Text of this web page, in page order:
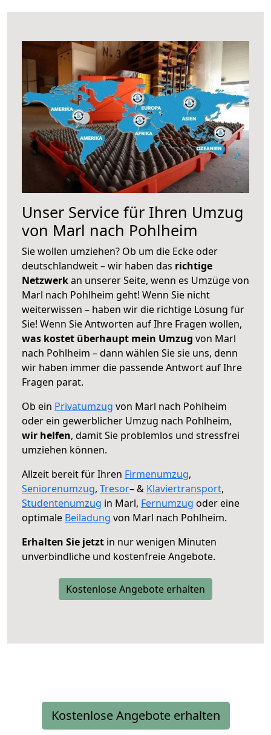
Unser Service für Ihren Umzug
von Marl nach Pohlheim
Sie wollen umziehen? Ob um die Ecke oder
deutschlandweit – wir haben das richtige
Netzwerkan unserer Seite, wenn es Umzüge von
Marl nach Pohlheim geht! Wenn Sie nicht
weiterwissen – haben wir die richtige Lösung für
Sie! Wenn Sie Antworten auf Ihre Fragen wollen,
was kostet überhaupt mein Umzug von Marl
nach Pohlheim – dann wählen Sie sie uns, denn
wir haben immer die passende Antwort auf Ihre
Fragen parat.
Ob ein Privatumzug von Marl nach Pohlheim
oder ein gewerblicher Umzug nach Pohlheim,
wir helfen, damit Sie problemlos und stressfrei
umziehen können.
Allzeit bereit für Ihren Firmenumzug,
Seniorenumzug, Tresor– & Klaviertransport,
Studentenumzug in Marl, Fernumzug oder eine
optimale Beiladung von Marl nach Pohlheim.
Erhalten Sie jetzt in nur wenigen Minuten
unverbindliche und kostenfreie Angebote.
Kostenlose Angebote erhalten
Kostenlose Angebote erhalten